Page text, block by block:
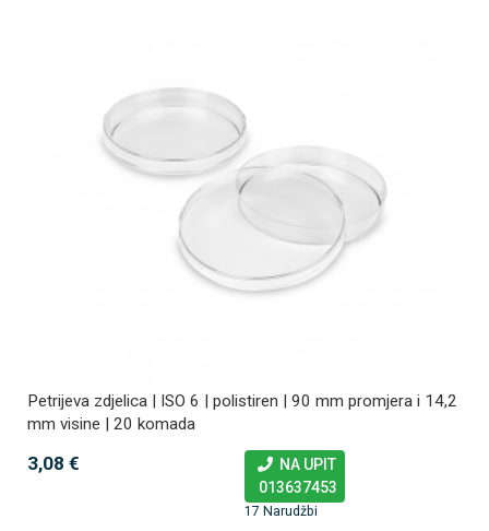
Petrijeva zdjelica | ISO 6 | polistiren | 90 mm promjera i 14,2
mm visine | 20 komada
3,08 €
NA UPIT
013637453
17 Narudžbi